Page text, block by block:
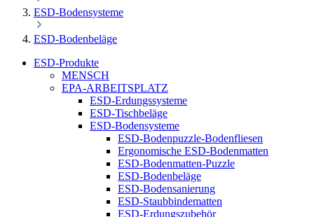
ESD-Bodensysteme
ESD-Bodenbeläge
ESD-Produkte
MENSCH
EPA-ARBEITSPLATZ
ESD-Erdungssysteme
ESD-Tischbeläge
ESD-Bodensysteme
ESD-Bodenpuzzle-Bodenfliesen
Ergonomische ESD-Bodenmatten
ESD-Bodenmatten-Puzzle
ESD-Bodenbeläge
ESD-Bodensanierung
ESD-Staubbindematten
ESD-Erdungszubehör